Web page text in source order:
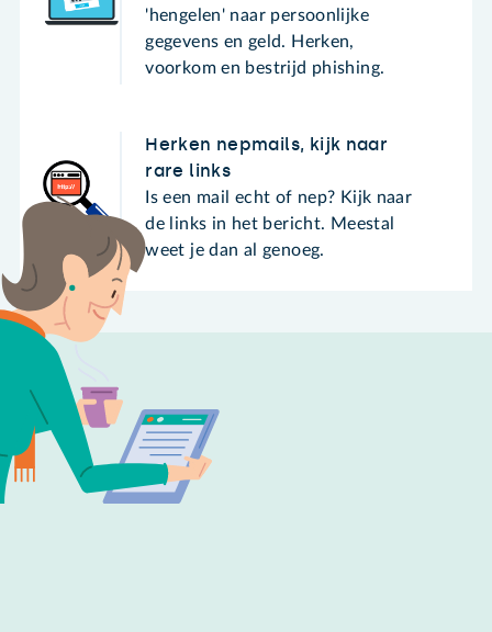
'hengelen' naar persoonlijke
gegevens en geld. Herken,
voorkom en bestrijd phishing.
Herken nepmails, kijk naar
rare links
Is een mail echt of nep? Kijk naar
de links in het bericht. Meestal
weet je dan al genoeg.